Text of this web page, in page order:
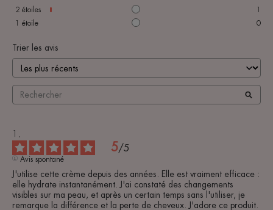
2 étoiles
étoile 0
Trier les avis
5/5
Avis spontané
J'utilise cette crème depuis des années. Elle est vraiment efficace :
elle hydrate instantanément. J'ai constaté des changements
visibles sur ma peau, et après un certain temps sans l'utiliser, je
remarque la différence et la perte de cheveux. J'adore ce produit.